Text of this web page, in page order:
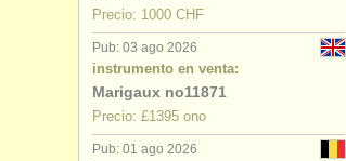
Precio: 1000 CHF
Pub: 03 ago 2026
instrumento en venta:
Marigaux no11871
Precio: £1395 ono
Pub: 01 ago 2026